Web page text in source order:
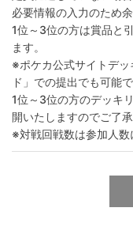
必要情報の入力のため
1位～3位の方は賞品と
ます。
※ポケカ公式サイトデ
ド」での提出でも可能で
1位～3位の方のデッキ
開いたしますのでご了承
※対戦回戦数は参加人数